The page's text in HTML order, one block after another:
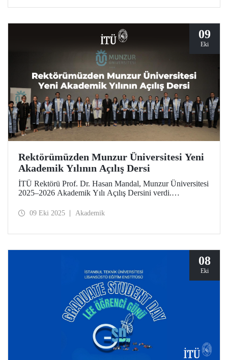
09
Eki
Rektörümüzden Munzur Üniversitesi Yeni
Akademik Yılının Açılış Dersi
İTÜ Rektörü Prof. Dr. Hasan Mandal, Munzur Üniversitesi
2025–2026 Akademik Yılı Açılış Dersini verdi.
olmak üzere Munzur’un sahip olduğu ortamın bilimsel
09 Eki 2025 Akademik
08
Eki